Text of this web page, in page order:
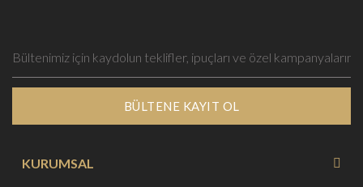
BÜLTENE KAYIT OL
KURUMSAL